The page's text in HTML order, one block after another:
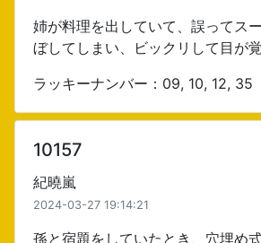
姉が料理を出していて、誤ってス
ぼしてしまい、ビックリして目が覚
ラッキーナンバー：09, 10, 12, 35
10157
紀曉嵐
2024-03-27 19:14:21
孫と宿題をしていたとき、穴埋め